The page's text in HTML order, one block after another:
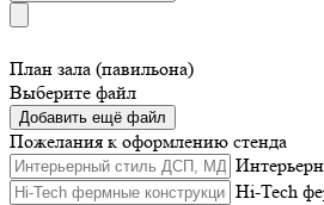
План зала (павильона)
Выберите файл
Добавить ещё файл
Пожелания к оформлению стенда
Hi-Tech